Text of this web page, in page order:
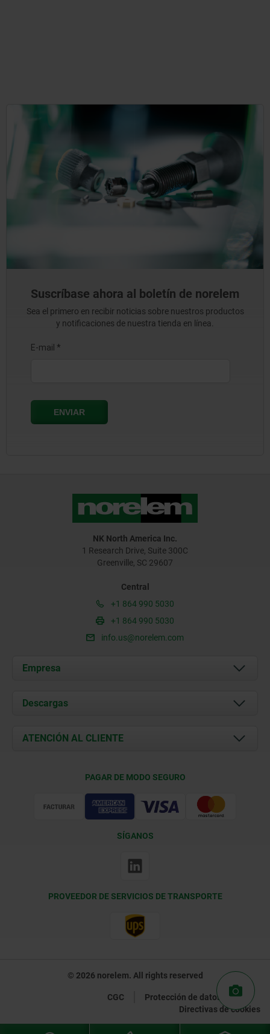
Suscríbase ahora al boletín de norelem
Sea el primero en recibir noticias sobre nuestros productos
y notificaciones de nuestra tienda en línea.
NK North America Inc.
1 Research Drive, Suite 300C
Greenville, SC 29607
Central
+1 864 990 5030
+1 864 990 5030
info.us@norelem.com
Empresa
Acerca de nosotros
Contacto
Descargas
Documents
ATENCIÓN AL CLIENTE
PAGAR DE MODO SEGURO
SÍGANOS
PROVEEDOR DE SERVICIOS DE TRANSPORTE
© 2026 norelem. All rights reserved
CGC
Protección de datos
Directivas de cookies